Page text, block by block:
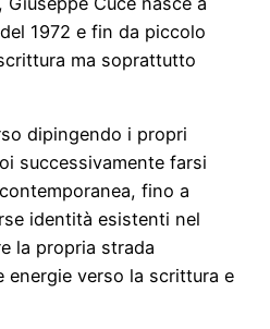
1972 e fin da piccolo
ma soprattutto
dipingendo i propri
successivamente farsi
fino a
identità esistenti nel
la propria strada
energie verso la scrittura e